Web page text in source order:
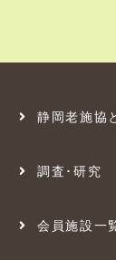
静岡老施協
調査･研究
会員施設一